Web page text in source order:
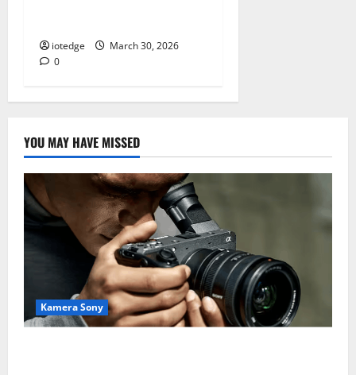
iotedge
March 30, 2026
0
YOU MAY HAVE MISSED
Kamera Sony